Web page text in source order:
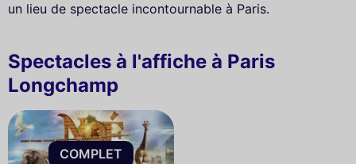
un lieu de spectacle incontournable à Paris.
Spectacles à l'affiche à Paris
Longchamp
COMPLET